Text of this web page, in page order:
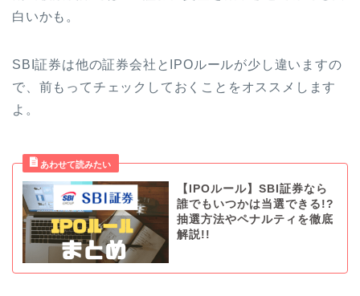
白いかも。
SBI証券は他の証券会社とIPOルールが少し違いますの
で、前もってチェックしておくことをオススメします
よ。
【IPOルール】SBI証券なら
誰でもいつかは当選できる!?
抽選方法やペナルティを徹底
解説!!